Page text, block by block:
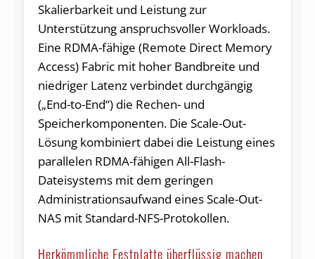
Skalierbarkeit und Leistung zur
Unterstützung anspruchsvoller Workloads.
Eine RDMA-fähige (Remote Direct Memory
Access) Fabric mit hoher Bandbreite und
niedriger Latenz verbindet durchgängig
(„End-to-End“) die Rechen- und
Speicherkomponenten. Die Scale-Out-
Lösung kombiniert dabei die Leistung eines
parallelen RDMA-fähigen All-Flash-
Dateisystems mit dem geringen
Administrationsaufwand eines Scale-Out-
NAS mit Standard-NFS-Protokollen.
Herkömmliche Festplatte überflüssig machen